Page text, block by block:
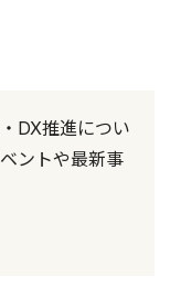
DX推進につい
ントや最新事